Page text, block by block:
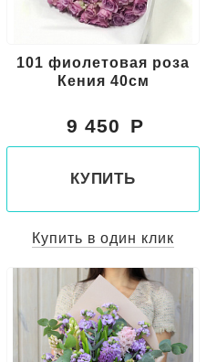
101 фиолетовая роза
Кения 40см
9 450
КУПИТЬ
Купить в один клик